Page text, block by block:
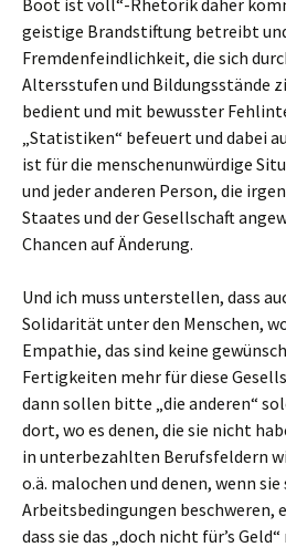
geistige Brandstiftung betreibt
Fremdenfeindlichkeit, die sich
Altersstufen und Bildungsstände
bedient und mit bewusster
„Statistiken“ befeuert und dabei
ist für die menschenunwürdige
und jeder anderen Person, die
Staates und der Gesellschaft
Chancen auf Änderung.
Und ich muss unterstellen, dass
Solidarität unter den Menschen,
Empathie, das sind keine
Fertigkeiten mehr für diese
dann sollen bitte „die anderen“
dort, wo es denen, die sie nicht
in unterbezahlten Berufsfeldern
o.ä. malochen und denen, wenn
Arbeitsbedingungen beschweren,
dass sie das „doch nicht für’s